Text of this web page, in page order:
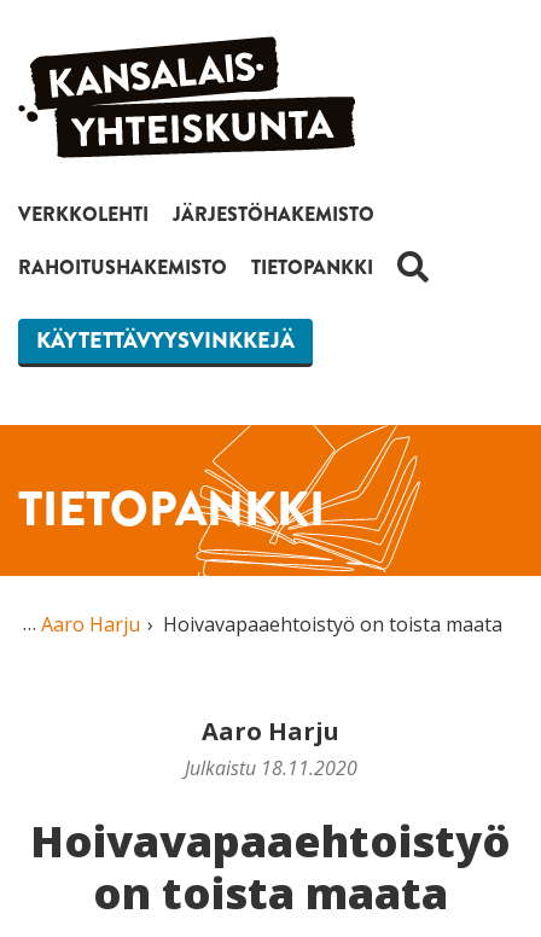
Siirry sisältöön
VERKKOLEHTI
JÄRJESTÖHAKEMISTO
RAHOITUSHAKEMISTO
TIETOPANKKI HAKU
KÄYTETTÄVYYSVINKKEJÄ
TIETOPANKKI
Aaro Harju Hoivavapaaehtoistyö on toista maata
Aaro Harju
Julkaistu 18.11.2020
Hoivavapaaehtoistyö
on toista maata